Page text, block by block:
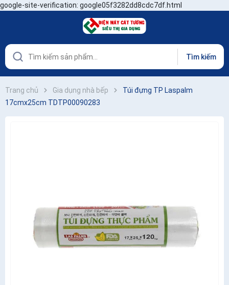
google-site-verification: google05f3282dd8cdc7df.html
Tìm kiếm
Trang chủ Gia dụng nhà bếp
Túi đựng TP Laspalm
17cmx25cm TDTP00090283